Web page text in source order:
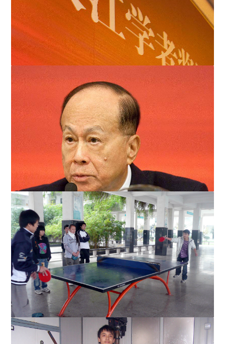
國務委員劉延東女士與李嘉誠先生攝於「長江學者獎勵計
劃」第十屆頒獎典禮，劉...
李嘉誠基金會主席李嘉誠先生於「長江學者獎勵計劃」第
十屆頒獎典禮上致辭，並...